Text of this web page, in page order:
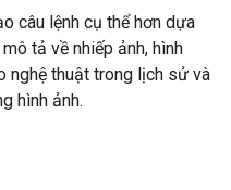
câu lệnh cụ thể hơn dựa
tả về nhiếp ảnh, hình
nghệ thuật trong lịch sử và
hình ảnh.